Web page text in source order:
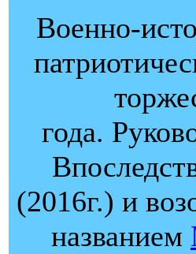
Военно-
года.
(2016г.) и
названием